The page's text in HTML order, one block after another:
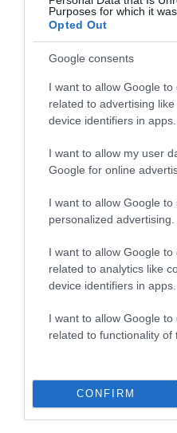
Purposes for which it
Opted Out
Google consents
I want to allow Google to
related to advertising
device identifiers in apps.
I want to allow my user
Google for online
I want to allow Google to
personalized advertising.
I want to allow Google to
related to analytics like
device identifiers in apps.
I want to allow Google to
related to functionality of
CONFIRM
2026-08-08.
Takácsatka elleni
meg a növényeidet